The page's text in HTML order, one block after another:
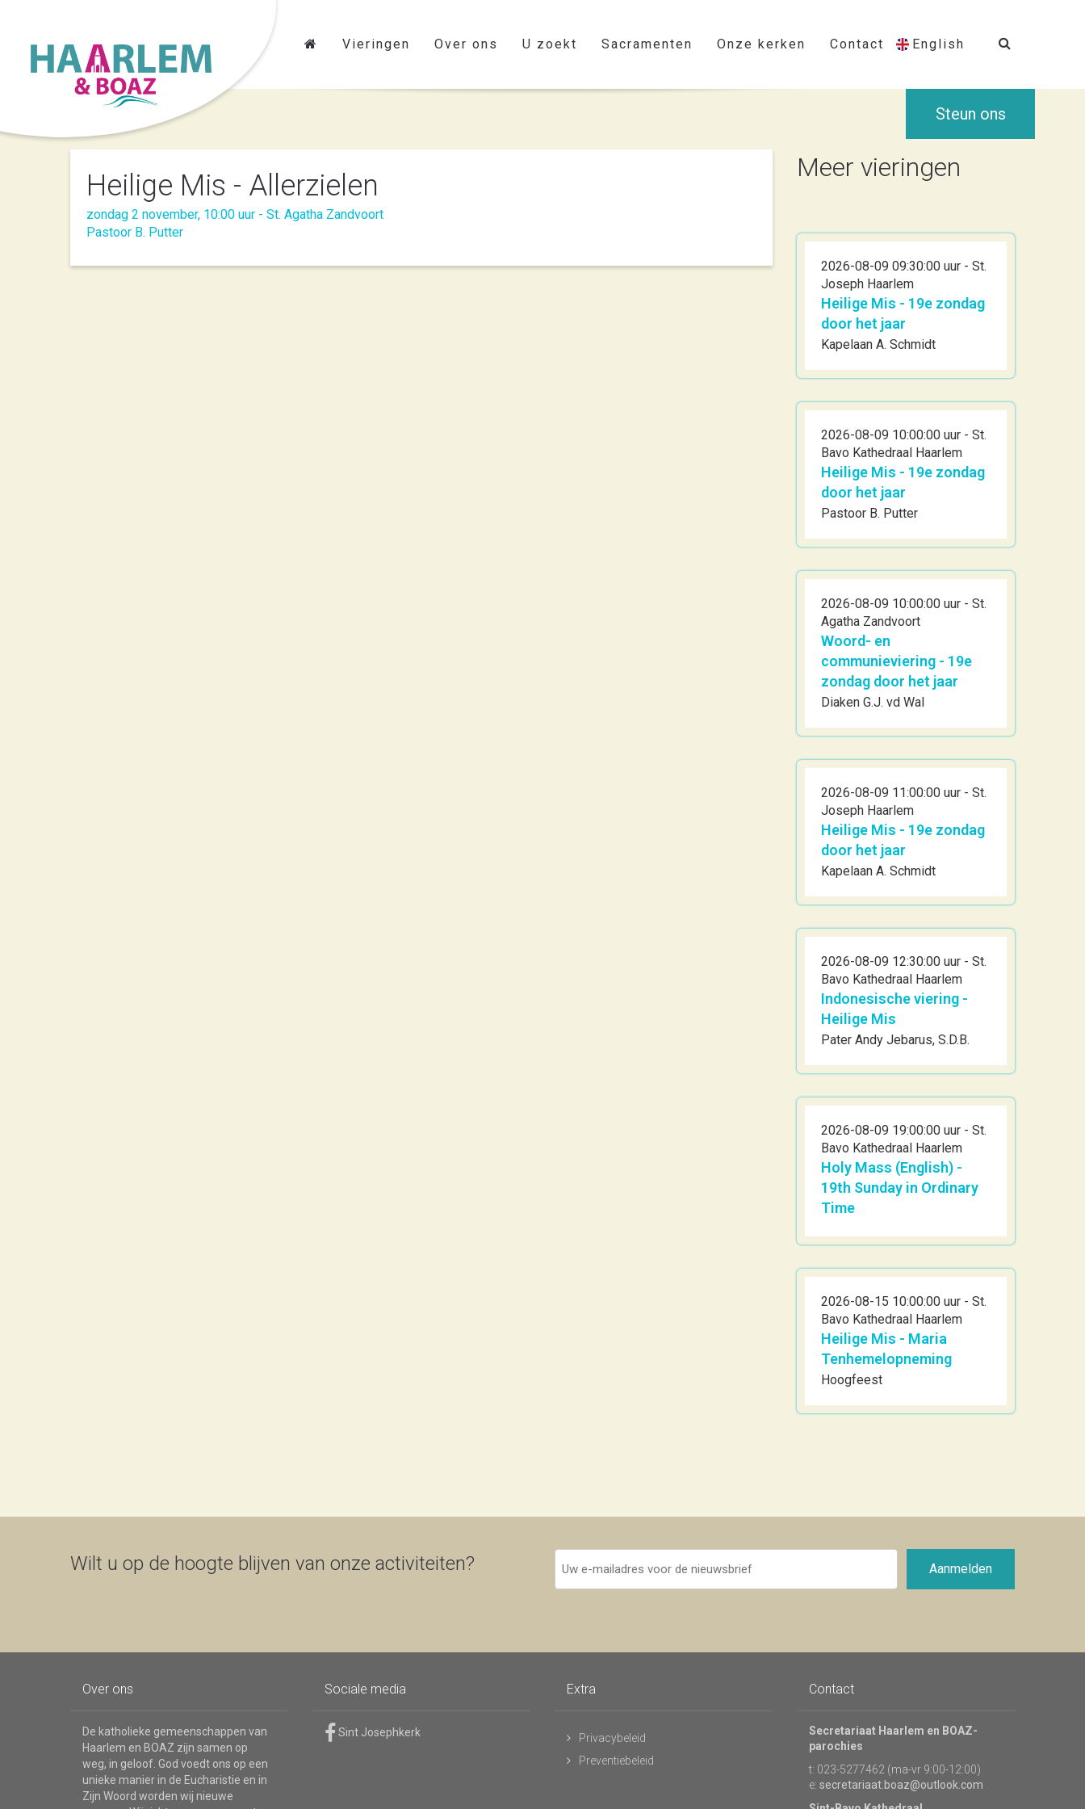
Vieringen Over ons U zoekt Sacramenten Onze kerken Contact English
Steun ons
Heilige Mis - Allerzielen
zondag 2 november, 10:00 uur - St. Agatha Zandvoort
Pastoor B. Putter
Meer vieringen
2026-08-09 09:30:00 uur - St.
Joseph Haarlem
Heilige Mis - 19e zondag
door het jaar
Kapelaan A. Schmidt
2026-08-09 10:00:00 uur - St.
Bavo Kathedraal Haarlem
Heilige Mis - 19e zondag
door het jaar
Pastoor B. Putter
2026-08-09 10:00:00 uur - St.
Agatha Zandvoort
Woord- en
communieviering - 19e
zondag door het jaar
Diaken G.J. vd Wal
2026-08-09 11:00:00 uur - St.
Joseph Haarlem
Heilige Mis - 19e zondag
door het jaar
Kapelaan A. Schmidt
2026-08-09 12:30:00 uur - St.
Bavo Kathedraal Haarlem
Indonesische viering -
Heilige Mis
Pater Andy Jebarus, S.D.B.
2026-08-09 19:00:00 uur - St.
Bavo Kathedraal Haarlem
Holy Mass (English) -
19th Sunday in Ordinary
Time
2026-08-15 10:00:00 uur - St.
Bavo Kathedraal Haarlem
Heilige Mis - Maria
Tenhemelopneming
Hoogfeest
Wilt u op de hoogte blijven van onze activiteiten?
Uw
e-
mailadres
Aanmelden
Over ons
De katholieke gemeenschappen van
Haarlem en BOAZ zijn samen op
weg, in geloof. God voedt ons op een
unieke manier in de Eucharistie en in
Zijn Woord worden wij nieuwe
Sociale media
Sint Josephkerk
Extra
Privacybeleid
Preventiebeleid
Contact
Secretariaat Haarlem en BOAZ-
parochies
t: 023-5277462 (ma-vr 9:00-12:00)
e: secretariaat.boaz@outlook.com